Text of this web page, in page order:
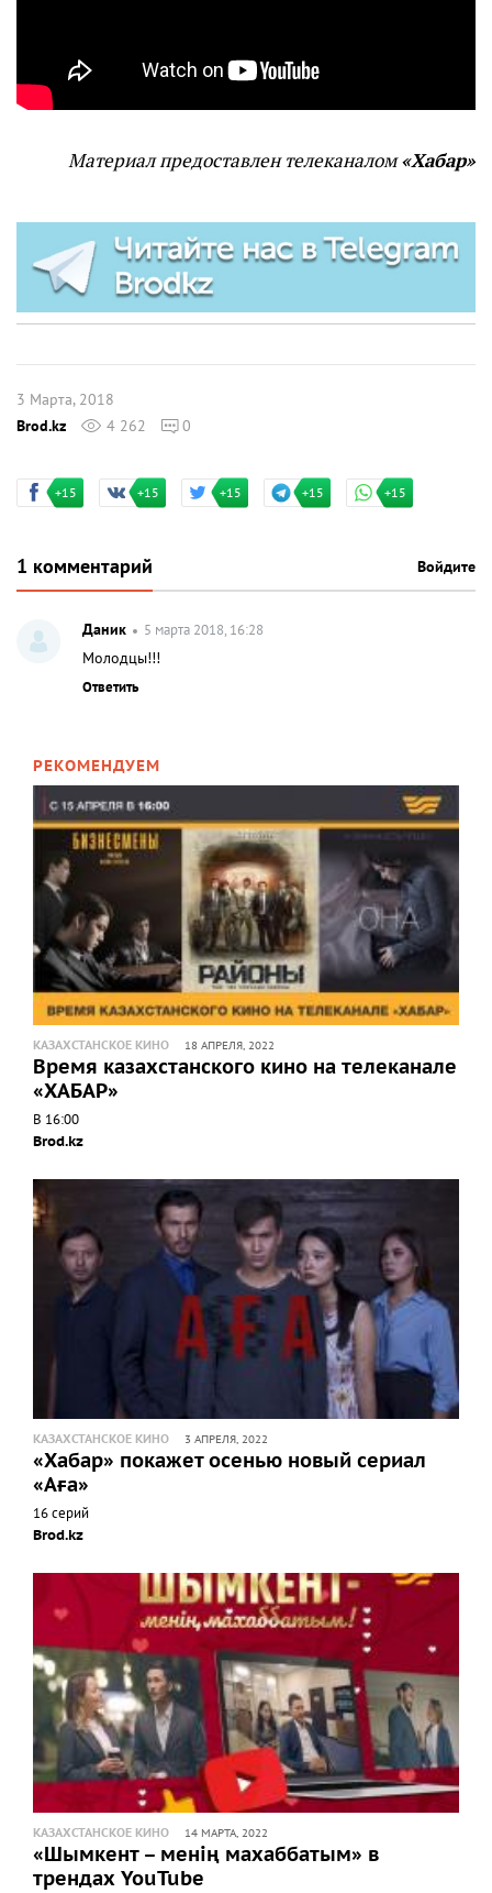
Материал предоставлен телеканалом«Хабар»
3 Марта, 2018
Brod.kz
4 262 0
+15 +15 +15 +15 +15
1 комментарий Войдите
Даник 5 марта 2018, 16:28
Молодцы!!!
Ответить
РЕКОМЕНДУЕМ
КАЗАХСТАНСКОЕ КИНО 18 АПРЕЛЯ, 2022
Время казахстанского кино на телеканале
«ХАБАР»
В 16:00
Brod.kz
КАЗАХСТАНСКОЕ КИНО 3 АПРЕЛЯ, 2022
«Хабар» покажет осенью новый сериал
«Аға»
16 серий
Brod.kz
КАЗАХСТАНСКОЕ КИНО 14 МАРТА, 2022
«Шымкент – менің махаббатым» в
трендах YouTube